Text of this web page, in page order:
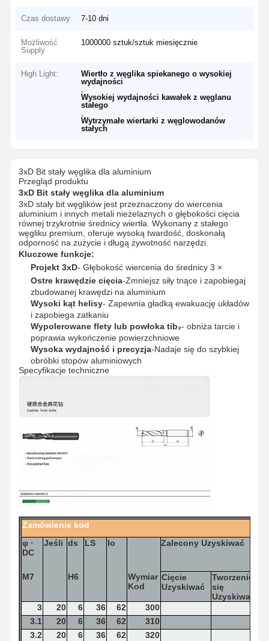
Czas dostawy 7-10 dni
Możliwość
Supply
1000000 sztuk/sztuk miesięcznie
High Light:
Wiertło z węglika spiekanego o wysokiej
wydajności
,
Wysokiej wydajności kawałek z węglanu
stałego
,
Wytrzymałe wiertarki z węglowodanów
stałych
3xD Bit stały węglika dla aluminium
Przegląd produktu
3xD Bit stały węglika dla aluminium
3xD stały bit węglików jest przeznaczony do wiercenia
aluminium i innych metali nieżelaznych o głębokości cięcia
równej trzykrotnie średnicy wiertła. Wykonany z stałego
węgliku premium, oferuje wysoką twardość, doskonałą
odporność na zużycie i długą żywotność narzędzi.
Kluczowe funkcje:
Projekt 3xD- Głębokość wiercenia do średnicy 3 ×
Ostre krawędzie cięcia-Zmniejsz siły tnące i zapobiegaj
zbudowanej krawędzi na aluminium
Wysoki kąt helisy- Zapewnia gładką ewakuację układów
i zapobiega zatkaniu
Wypolerowane flety lub powłoka tib₂- obniża tarcie i
poprawia wykończenie powierzchniowe
Wysoka wydajność i precyzja-Nadaje się do szybkiej
obróbki stopów aluminiowych
Specyfikacje techniczne
Zamówienie kod
φ ·
DC
Jeśli ds LS lo Zalecony Uzyskiwać
M7 H6
Wymiar
Kod
Cięcie
Uzyskiwać
Tworzenie
się
Uzyskiwać
3
20 6 36 62
300
3.1
20 6 36 62
310
3.2
20 6 36 62
320